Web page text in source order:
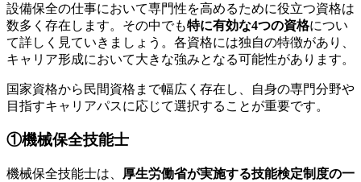
設備保全の仕事において専門性を高めるために役立つ資格は
数多く存在します。その中でも特に有効な4つの資格につい
て詳しく見ていきましょう。各資格には独自の特徴があり、
キャリア形成において大きな強みとなる可能性があります。
国家資格から民間資格まで幅広く存在し、自身の専門分野や
目指すキャリアパスに応じて選択することが重要です。
①機械保全技能士
機械保全技能士は、 厚生労働省が実施する技能検定制度の一